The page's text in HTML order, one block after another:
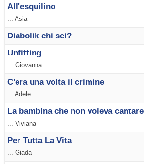
All'esquilino
... Asia
Diabolik chi sei?
Unfitting
... Giovanna
C'era una volta il crimine
... Adele
La bambina che non voleva cantare
... Viviana
Per Tutta La Vita
... Giada